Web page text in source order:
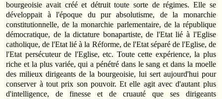
bourgeoisie avait créé et détruit toute sorte de régimes. Elle se
développait à l'époque du pur absolutisme, de la monarchie
constitutionnelle, de la monarchie parlementaire, de la république
démocratique, de la dictature bonapartiste, de l'Etat lié à l'Eglise
catholique, de l'Etat lié à la Réforme, de l'Etat séparé de l'Eglise, de
l'Etat persécuteur de l'Eglise, etc. Toute cette expérience, la plus
riche et la plus variée, qui a pénétré dans le sang et dans la moelle
des milieux dirigeants de la bourgeoisie, lui sert aujourd'hui pour
conserver à tout prix son pouvoir. Et elle agit avec d'autant plus
d'intelligence, de finesse et de cruauté que ses dirigeants